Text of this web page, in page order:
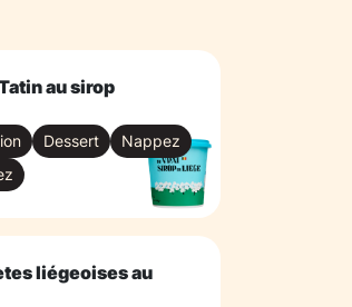
au sirop
Dessert
Nappez
liégeoises au